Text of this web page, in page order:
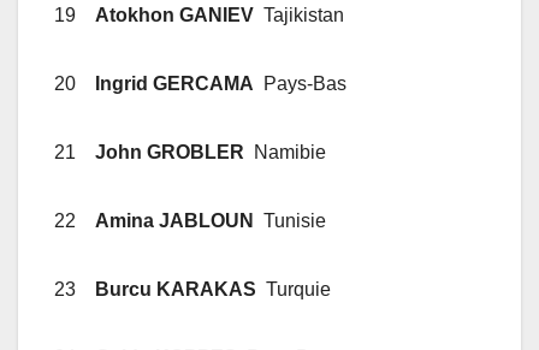
19 Atokhon GANIEV Tajikistan
20 Ingrid GERCAMA Pays-Bas
21 John GROBLER Namibie
22 Amina JABLOUN Tunisie
23 Burcu KARAKAS Turquie